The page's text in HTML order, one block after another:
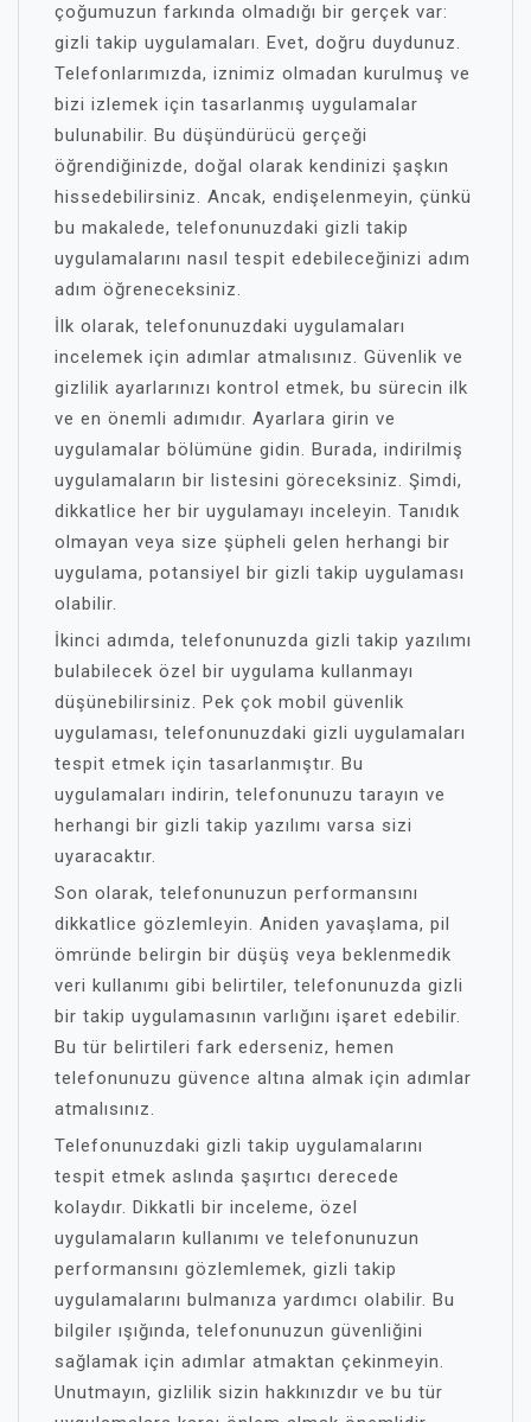
çoğumuzun farkında olmadığı bir gerçek var:
gizli takip uygulamaları. Evet, doğru duydunuz.
Telefonlarımızda, iznimiz olmadan kurulmuş ve
bizi izlemek için tasarlanmış uygulamalar
bulunabilir. Bu düşündürücü gerçeği
öğrendiğinizde, doğal olarak kendinizi şaşkın
hissedebilirsiniz. Ancak, endişelenmeyin, çünkü
bu makalede, telefonunuzdaki gizli takip
uygulamalarını nasıl tespit edebileceğinizi adım
adım öğreneceksiniz.
İlk olarak, telefonunuzdaki uygulamaları
incelemek için adımlar atmalısınız. Güvenlik ve
gizlilik ayarlarınızı kontrol etmek, bu sürecin ilk
ve en önemli adımıdır. Ayarlara girin ve
uygulamalar bölümüne gidin. Burada, indirilmiş
uygulamaların bir listesini göreceksiniz. Şimdi,
dikkatlice her bir uygulamayı inceleyin. Tanıdık
olmayan veya size şüpheli gelen herhangi bir
uygulama, potansiyel bir gizli takip uygulaması
olabilir.
İkinci adımda, telefonunuzda gizli takip yazılımı
bulabilecek özel bir uygulama kullanmayı
düşünebilirsiniz. Pek çok mobil güvenlik
uygulaması, telefonunuzdaki gizli uygulamaları
tespit etmek için tasarlanmıştır. Bu
uygulamaları indirin, telefonunuzu tarayın ve
herhangi bir gizli takip yazılımı varsa sizi
uyaracaktır.
Son olarak, telefonunuzun performansını
dikkatlice gözlemleyin. Aniden yavaşlama, pil
ömründe belirgin bir düşüş veya beklenmedik
veri kullanımı gibi belirtiler, telefonunuzda gizli
bir takip uygulamasının varlığını işaret edebilir.
Bu tür belirtileri fark ederseniz, hemen
telefonunuzu güvence altına almak için adımlar
atmalısınız.
Telefonunuzdaki gizli takip uygulamalarını
tespit etmek aslında şaşırtıcı derecede
kolaydır. Dikkatli bir inceleme, özel
uygulamaların kullanımı ve telefonunuzun
performansını gözlemlemek, gizli takip
uygulamalarını bulmanıza yardımcı olabilir. Bu
bilgiler ışığında, telefonunuzun güvenliğini
sağlamak için adımlar atmaktan çekinmeyin.
Unutmayın, gizlilik sizin hakkınızdır ve bu tür